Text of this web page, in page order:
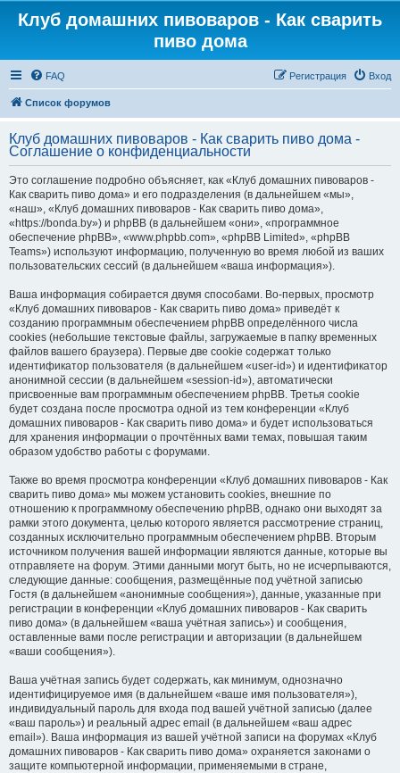
Клуб домашних пивоваров - Как cварить
пиво дома
FAQ Вход
Регистрация
Список форумов
Клуб домашних пивоваров - Как cварить пиво дома -
Соглашение о конфиденциальности
Это соглашение подробно объясняет, как «Клуб домашних пивоваров -
Как cварить пиво дома» и его подразделения (в дальнейшем «мы»,
«наш», «Клуб домашних пивоваров - Как cварить пиво дома»,
«https://bonda.by») и phpBB (в дальнейшем «они», «программное
обеспечение phpBB», «www.phpbb.com», «phpBB Limited», «phpBB
Teams») используют информацию, полученную во время любой из ваших
пользовательских сессий (в дальнейшем «ваша информация»).
Ваша информация собирается двумя способами. Во-первых, просмотр
«Клуб домашних пивоваров - Как cварить пиво дома» приведёт к
созданию программным обеспечением phpBB определённого числа
cookies (небольшие текстовые файлы, загружаемые в папку временных
файлов вашего браузера). Первые две cookie содержат только
идентификатор пользователя (в дальнейшем «user-id») и идентификатор
анонимной сессии (в дальнейшем «session-id»), автоматически
присвоенные вам программным обеспечением phpBB. Третья cookie
будет создана после просмотра одной из тем конференции «Клуб
домашних пивоваров - Как cварить пиво дома» и будет использоваться
для хранения информации о прочтённых вами темах, повышая таким
образом удобство работы с форумами.
Также во время просмотра конференции «Клуб домашних пивоваров - Как
cварить пиво дома» мы можем установить cookies, внешние по
отношению к программному обеспечению phpBB, однако они выходят за
рамки этого документа, целью которого является рассмотрение страниц,
созданных исключительно программным обеспечением phpBB. Вторым
источником получения вашей информации являются данные, которые вы
отправляете на форум. Этими данными могут быть, но не исчерпываются,
следующие данные: сообщения, размещённые под учётной записью
Гостя (в дальнейшем «анонимные сообщения»), данные, указанные при
регистрации в конференции «Клуб домашних пивоваров - Как cварить
пиво дома» (в дальнейшем «ваша учётная запись») и сообщения,
оставленные вами после регистрации и авторизации (в дальнейшем
«ваши сообщения»).
Ваша учётная запись будет содержать, как минимум, однозначно
идентифицируемое имя (в дальнейшем «ваше имя пользователя»),
индивидуальный пароль для входа под вашей учётной записью (далее
«ваш пароль») и реальный адрес email (в дальнейшем «ваш адрес
email»). Ваша информация из вашей учётной записи на форумах «Клуб
домашних пивоваров - Как cварить пиво дома» охраняется законами о
защите компьютерной информации, применяемыми в стране,